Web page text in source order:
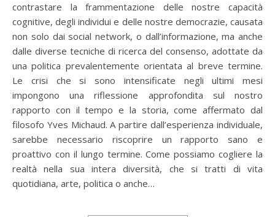
contrastare la frammentazione delle nostre capacità
cognitive, degli individui e delle nostre democrazie, causata
non solo dai social network, o dall’informazione, ma anche
dalle diverse tecniche di ricerca del consenso, adottate da
una politica prevalentemente orientata al breve termine.
Le crisi che si sono intensificate negli ultimi mesi
impongono una riflessione approfondita sul nostro
rapporto con il tempo e la storia, come affermato dal
filosofo Yves Michaud. A partire dall’esperienza individuale,
sarebbe necessario riscoprire un rapporto sano e
proattivo con il lungo termine. Come possiamo cogliere la
realtà nella sua intera diversità, che si tratti di vita
quotidiana, arte, politica o anche…